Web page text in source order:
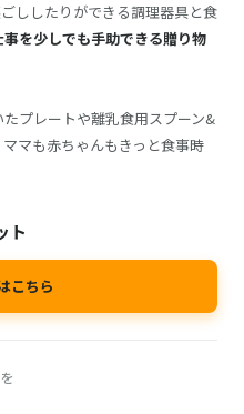
ししたりができる調理器具と食
事を少しでも手助できる贈り物
プレートや離乳食用スプーン&
マも赤ちゃんもきっと食事時
ト
こちら